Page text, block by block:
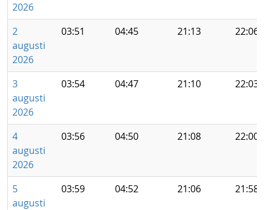
2026
2
augusti
2026
03:51 04:45 21:13 22:06
3
augusti
2026
03:54 04:47 21:10 22:03
4
augusti
2026
03:56 04:50 21:08 22:00
5
augusti
03:59 04:52 21:06 21:58